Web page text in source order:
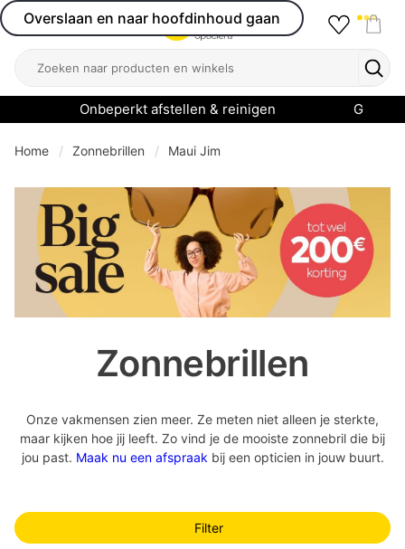
Overslaan en naar hoofdinhoud gaan
Open menu
Zoeken
Onbeperkt afstellen & reinigen
menu
Home Zonnebrillen Maui Jim
Zonnebrillen
Onze vakmensen zien meer. Ze meten niet alleen je sterkte,
maar kijken hoe jij leeft. Zo vind je de mooiste zonnebril die bij
jou past. Maak nu een afspraak bij een opticien in jouw buurt.
Filter